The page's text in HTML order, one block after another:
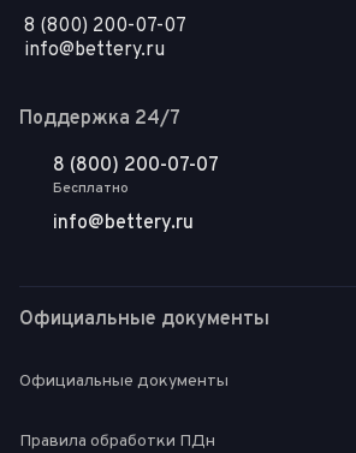
8 (800) 200-07-07
info@bettery.ru
Поддержка 24/7
8 (800) 200-07-07
Бесплатно
info@bettery.ru
Официальные документы
Официальные документы
Правила обработки ПДн